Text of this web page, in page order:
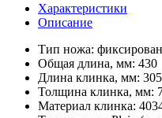
Характеристики
Описание
Тип ножа:
Общая длина, мм: 430
Длина клинка, мм: 305
Толщина клинка, мм:
Материал клинка: